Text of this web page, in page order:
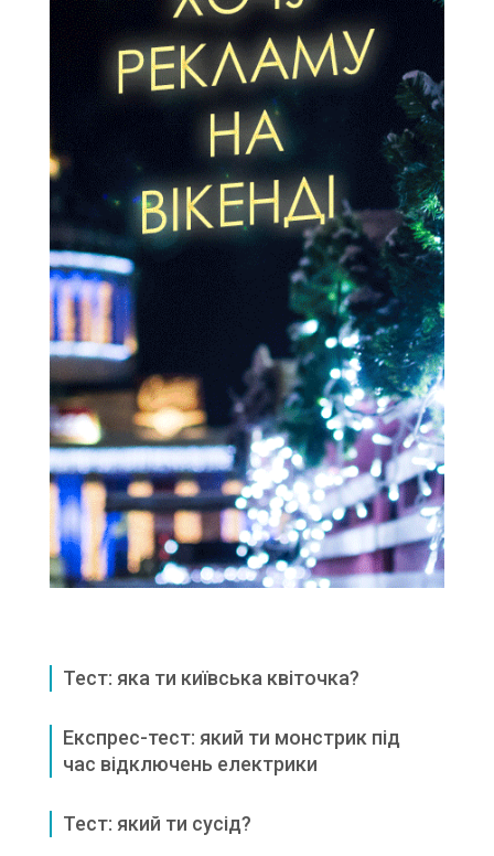
Тест: яка ти київська квіточка?
Експрес-тест: який ти монстрик під
час відключень електрики
Тест: який ти сусід?